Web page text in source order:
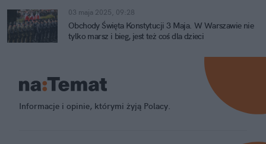
03 maja 2025, 09:28
Obchody Święta Konstytucji 3 Maja. W Warszawie nie
tylko marsz i bieg, jest też coś dla dzieci
Informacje i opinie, którymi żyją Polacy.